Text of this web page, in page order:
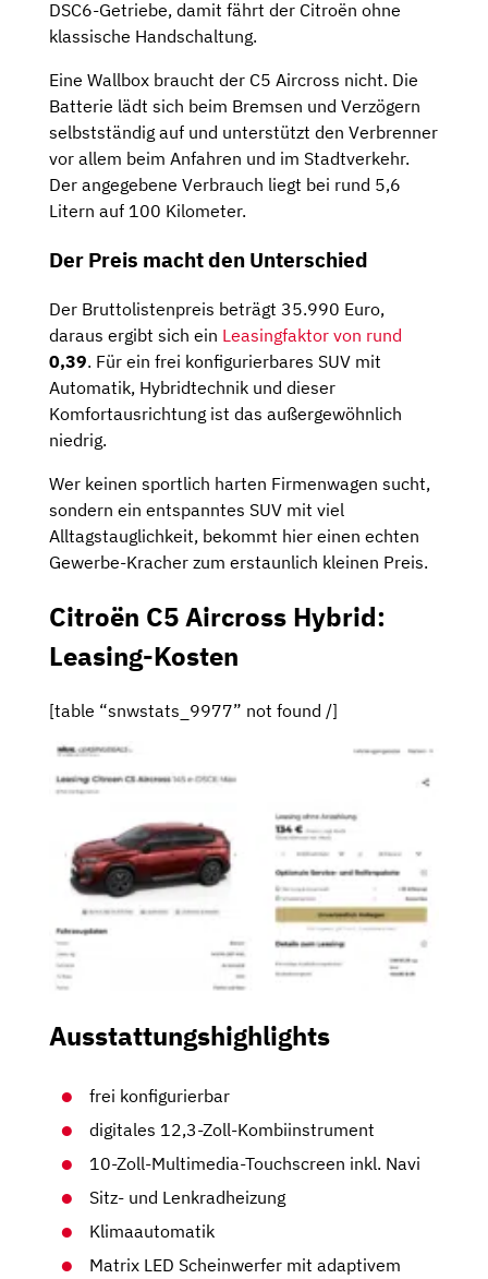
DSC6-Getriebe, damit fährt der Citroën ohne
klassische Handschaltung.
Eine Wallbox braucht der C5 Aircross nicht. Die
Batterie lädt sich beim Bremsen und Verzögern
selbstständig auf und unterstützt den Verbrenner
vor allem beim Anfahren und im Stadtverkehr.
Der angegebene Verbrauch liegt bei rund 5,6
Litern auf 100 Kilometer.
Der Preis macht den Unterschied
Der Bruttolistenpreis beträgt 35.990 Euro,
daraus ergibt sich ein Leasingfaktor von rund
0,39. Für ein frei konfigurierbares SUV mit
Automatik, Hybridtechnik und dieser
Komfortausrichtung ist das außergewöhnlich
niedrig.
Wer keinen sportlich harten Firmenwagen sucht,
sondern ein entspanntes SUV mit viel
Alltagstauglichkeit, bekommt hier einen echten
Gewerbe-Kracher zum erstaunlich kleinen Preis.
Citroën C5 Aircross Hybrid:
Leasing-Kosten
[table “snwstats_9977” not found /]
Ausstattungshighlights
frei konfigurierbar
digitales 12,3-Zoll-Kombiinstrument
10-Zoll-Multimedia-Touchscreen inkl. Navi
Sitz- und Lenkradheizung
Klimaautomatik
Matrix LED Scheinwerfer mit adaptivem